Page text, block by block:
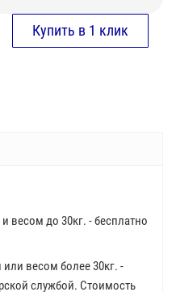
весом до 30кг. - бесплатно
или весом более 30кг. -
службой. Стоимость